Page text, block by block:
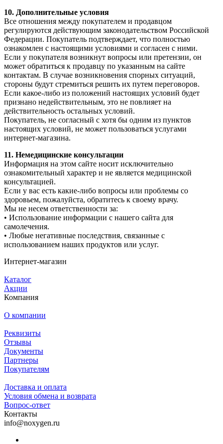
10.⁠ ⁠Дополнительные условия
Все отношения между покупателем и продавцом
регулируются действующим законодательством Российской
Федерации. Покупатель подтверждает, что полностью
ознакомлен с настоящими условиями и согласен с ними.
Если у покупателя возникнут вопросы или претензии, он
может обратиться к продавцу по указанным на сайте
контактам. В случае возникновения спорных ситуаций,
стороны будут стремиться решить их путем переговоров.
Если какое-либо из положений настоящих условий будет
признано недействительным, это не повлияет на
действительность остальных условий.
Покупатель, не согласный с хотя бы одним из пунктов
настоящих условий, не может пользоваться услугами
интернет-магазина.
11.⁠ ⁠Немедицинские консультации
Информация на этом сайте носит исключительно
ознакомительный характер и не является медицинской
консультацией.
Если у вас есть какие-либо вопросы или проблемы со
здоровьем, пожалуйста, обратитесь к своему врачу.
Мы не несем ответственности за:
•⁠ ⁠Использование информации с нашего сайта для
самолечения.
•⁠ ⁠Любые негативные последствия, связанные с
использованием наших продуктов или услуг.
Интернет-магазин
Каталог
Акции
Компания
О компании
Реквизиты
Отзывы
Документы
Партнеры
Покупателям
Доставка и оплата
Условия обмена и возврата
Вопрос-ответ
Контакты
info@noxygen.ru